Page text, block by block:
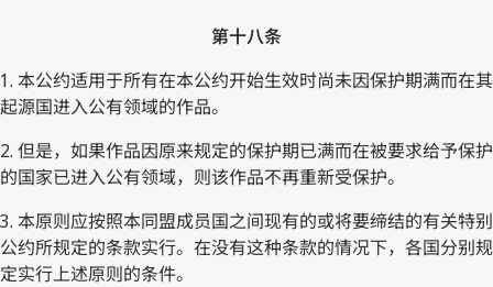
第十八条
1. 本公约适用于所有在本公约开始生效时尚未因保护期满而在其
起源国进入公有领域的作品。
2. 但是，如果作品因原来规定的保护期已满而在被要求给予保护
的国家已进入公有领域，则该作品不再重新受保护。
3. 本原则应按照本同盟成员国之间现有的或将要缔结的有关特别
公约所规定的条款实行。在没有这种条款的情况下，各国分别规
定实行上述原则的条件。